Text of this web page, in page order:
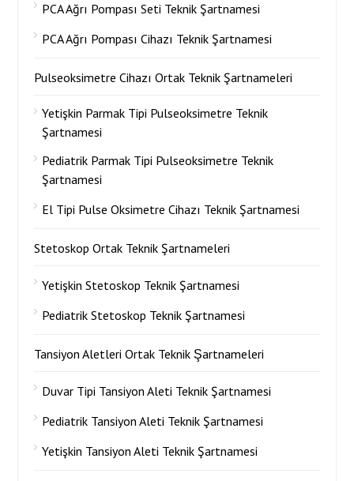
PCA Ağrı Pompası Seti Teknik Şartnamesi
PCA Ağrı Pompası Cihazı Teknik Şartnamesi
Pulseoksimetre Cihazı Ortak Teknik Şartnameleri
Yetişkin Parmak Tipi Pulseoksimetre Teknik
Şartnamesi
Pediatrik Parmak Tipi Pulseoksimetre Teknik
Şartnamesi
El Tipi Pulse Oksimetre Cihazı Teknik Şartnamesi
Stetoskop Ortak Teknik Şartnameleri
Yetişkin Stetoskop Teknik Şartnamesi
Pediatrik Stetoskop Teknik Şartnamesi
Tansiyon Aletleri Ortak Teknik Şartnameleri
Duvar Tipi Tansiyon Aleti Teknik Şartnamesi
Pediatrik Tansiyon Aleti Teknik Şartnamesi
Yetişkin Tansiyon Aleti Teknik Şartnamesi